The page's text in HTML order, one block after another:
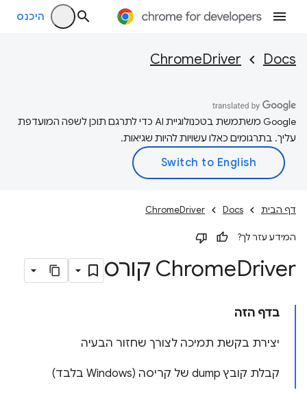
היכנס
Docs
ChromeDriver
‫Google משתמשת בטכנולוגיית AI כדי לתרגם תוכן לשפה המועדפת
עליך. בתרגומים כאלו עשויות להיות שגיאות.
דף הבית Docs
ChromeDriver
המידע עזר לך?
ChromeDriver קורס
בדף הזה
יצירת בקשת תמיכה לצורך שחזור הבעיה
קבלת קובץ dump של קריסה (Windows בלבד)